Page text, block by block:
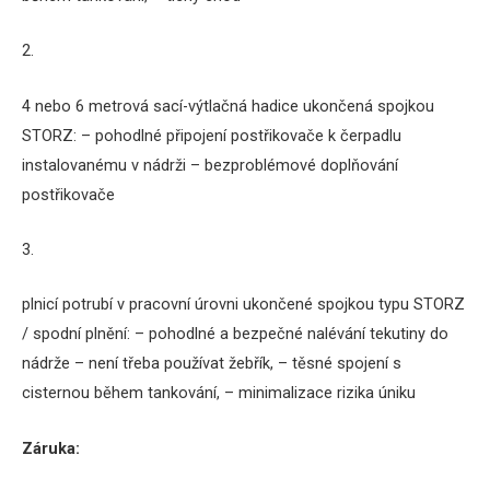
2.
4 nebo 6 metrová sací-výtlačná hadice ukončená spojkou
STORZ: – pohodlné připojení postřikovače k ​​čerpadlu
instalovanému v nádrži – bezproblémové doplňování
postřikovače
3.
plnicí potrubí v pracovní úrovni ukončené spojkou typu STORZ
/ spodní plnění: – pohodlné a bezpečné nalévání tekutiny do
nádrže – není třeba používat žebřík, – těsné spojení s
cisternou během tankování, – minimalizace rizika úniku
Záruka: